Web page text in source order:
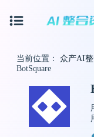
当前位置： 众产AI
BotSquare